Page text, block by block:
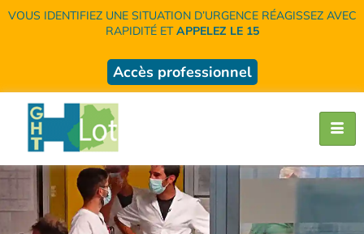
VOUS IDENTIFIEZ UNE SITUATION D’URGENCE RÉAGISSEZ AVEC
RAPIDITÉ ETAPPELEZ LE 15
Accès professionnel